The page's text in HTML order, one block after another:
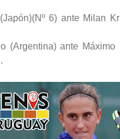
6) ante Milan
(Argentina) ante